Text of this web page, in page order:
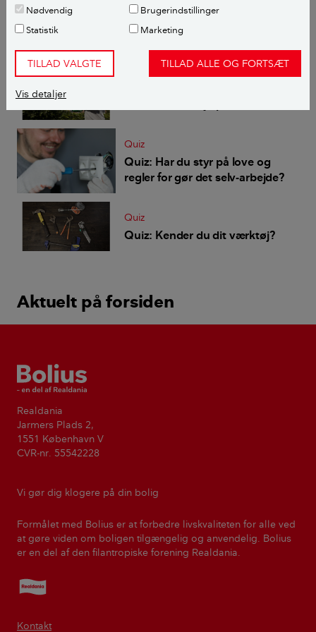
Nødvendig
Brugerindstillinger
Statistik
Marketing
TILLAD VALGTE TILLAD ALLE OG FORTSÆT
Vis detaljer
Relaterede artikler
Quiz
Quiz: Har du styr på love og
regler for gør det selv-arbejde?
Quiz
Quiz: Kender du dit værktøj?
Aktuelt på forsiden
Bolius
Realdania
Jarmers Plads 2,
1551 København V
CVR-nr. 55542228
Vi gør dig klogere på din bolig
Formålet med Bolius er at forbedre livskvaliteten for alle ved
at gøre viden om boligen tilgængelig og anvendelig. Bolius
er en del af den filantropiske forening Realdania.
Realdania
Kontakt